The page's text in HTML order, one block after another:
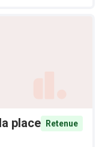
place
Retenue